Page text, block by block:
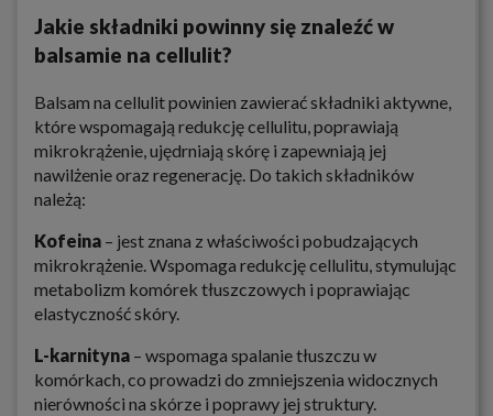
Jakie składniki powinny się znaleźć w
balsamie na cellulit?
Balsam na cellulit powinien zawierać składniki aktywne,
które wspomagają redukcję cellulitu, poprawiają
mikrokrążenie, ujędrniają skórę i zapewniają jej
nawilżenie oraz regenerację. Do takich składników
należą:
Kofeina – jest znana z właściwości pobudzających
mikrokrążenie. Wspomaga redukcję cellulitu, stymulując
metabolizm komórek tłuszczowych i poprawiając
elastyczność skóry.
L-karnityna – wspomaga spalanie tłuszczu w
komórkach, co prowadzi do zmniejszenia widocznych
nierówności na skórze i poprawy jej struktury.